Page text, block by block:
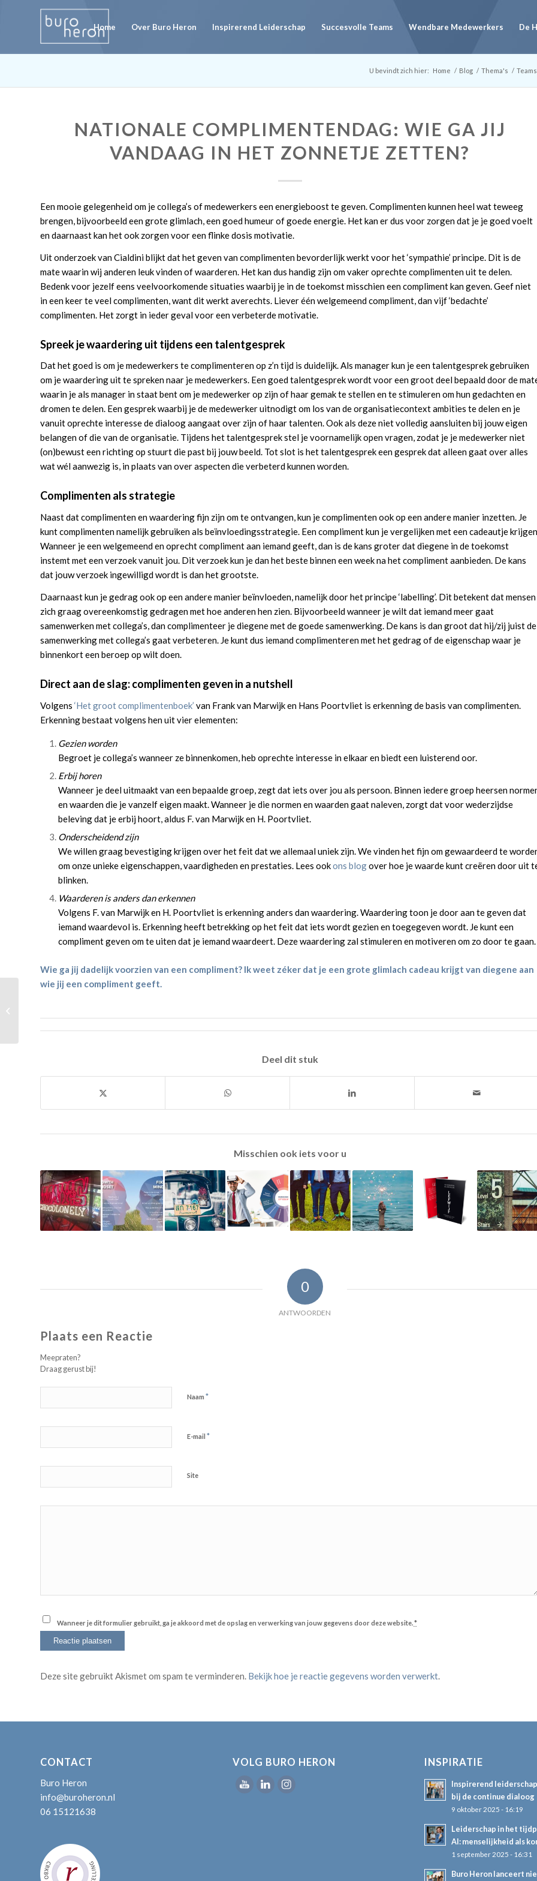
Home Over Buro Heron Inspirerend Leiderschap Succesvolle Teams Wendbare Medewerkers De
U bevindt zich hier: Home / Blog / Thema's / Teams
NATIONALE COMPLIMENTENDAG: WIE GA JIJ
VANDAAG IN HET ZONNETJE ZETTEN?
Een mooie gelegenheid om je collega’s of medewerkers een energieboost te geven. Complimenten kunnen heel wat teweeg
brengen, bijvoorbeeld een grote glimlach, een goed humeur of goede energie. Het kan er dus voor zorgen dat je je goed voelt
en daarnaast kan het ook zorgen voor een flinke dosis motivatie.
Uit onderzoek van Cialdini blijkt dat het geven van complimenten bevorderlijk werkt voor het ‘sympathie’ principe. Dit is de
mate waarin wij anderen leuk vinden of waarderen. Het kan dus handig zijn om vaker oprechte complimenten uit te delen.
Bedenk voor jezelf eens veelvoorkomende situaties waarbij je in de toekomst misschien een compliment kan geven. Geef niet
in een keer te veel complimenten, want dit werkt averechts. Liever één welgemeend compliment, dan vijf ‘bedachte’
complimenten. Het zorgt in ieder geval voor een verbeterde motivatie.
Spreek je waardering uit tijdens een talentgesprek
Dat het goed is om je medewerkers te complimenteren op z’n tijd is duidelijk. Als manager kun je een talentgesprek gebruiken
om je waardering uit te spreken naar je medewerkers. Een goed talentgesprek wordt voor een groot deel bepaald door de
waarin je als manager in staat bent om je medewerker op zijn of haar gemak te stellen en te stimuleren om hun gedachten en
dromen te delen. Een gesprek waarbij je de medewerker uitnodigt om los van de organisatiecontext ambities te delen en je
vanuit oprechte interesse de dialoog aangaat over zijn of haar talenten. Ook als deze niet volledig aansluiten bij jouw eigen
belangen of die van de organisatie. Tijdens het talentgesprek stel je voornamelijk open vragen, zodat je je medewerker niet
(on)bewust een richting op stuurt die past bij jouw beeld. Tot slot is het talentgesprek een gesprek dat alleen gaat over alles
wat wél aanwezig is, in plaats van over aspecten die verbeterd kunnen worden.
Complimenten als strategie
Naast dat complimenten en waardering fijn zijn om te ontvangen, kun je complimenten ook op een andere manier inzetten. Je
kunt complimenten namelijk gebruiken als beïnvloedingsstrategie. Een compliment kun je vergelijken met een cadeautje
Wanneer je een welgemeend en oprecht compliment aan iemand geeft, dan is de kans groter dat diegene in de toekomst
instemt met een verzoek vanuit jou. Dit verzoek kun je dan het beste binnen een week na het compliment aanbieden. De kans
dat jouw verzoek ingewilligd wordt is dan het grootste.
Daarnaast kun je gedrag ook op een andere manier beïnvloeden, namelijk door het principe ‘labelling’. Dit betekent dat mensen
zich graag overeenkomstig gedragen met hoe anderen hen zien. Bijvoorbeeld wanneer je wilt dat iemand meer gaat
samenwerken met collega’s, dan complimenteer je diegene met de goede samenwerking. De kans is dan groot dat hij/zij juist de
samenwerking met collega’s gaat verbeteren. Je kunt dus iemand complimenteren met het gedrag of de eigenschap waar je
binnenkort een beroep op wilt doen.
Direct aan de slag: complimenten geven in a nutshell
Volgens ‘Het groot complimentenboek’ van Frank van Marwijk en Hans Poortvliet is erkenning de basis van complimenten.
Erkenning bestaat volgens hen uit vier elementen:
Gezien worden
Begroet je collega’s wanneer ze binnenkomen, heb oprechte interesse in elkaar en biedt een luisterend oor.
Erbij horen
Wanneer je deel uitmaakt van een bepaalde groep, zegt dat iets over jou als persoon. Binnen iedere groep heersen
en waarden die je vanzelf eigen maakt. Wanneer je die normen en waarden gaat naleven, zorgt dat voor wederzijdse
beleving dat je erbij hoort, aldus F. van Marwijk en H. Poortvliet.
Onderscheidend zijn
We willen graag bevestiging krijgen over het feit dat we allemaal uniek zijn. We vinden het fijn om gewaardeerd te
om onze unieke eigenschappen, vaardigheden en prestaties. Lees ookons blogover hoe je waarde kunt creëren door uit
blinken.
Waarderen is anders dan erkennen
Volgens F. van Marwijk en H. Poortvliet is erkenning anders dan waardering. Waardering toon je door aan te geven dat
iemand waardevol is. Erkenning heeft betrekking op het feit dat iets wordt gezien en toegegeven wordt. Je kunt een
compliment geven om te uiten dat je iemand waardeert. Deze waardering zal stimuleren en motiveren om zo door te gaan.
Wie ga jij dadelijk voorzien van een compliment? Ik weet zéker dat je een grote glimlach cadeau krijgt van diegene aan
wie jij een compliment geeft.
Deel dit stuk
Misschien ook iets voor u
0
ANTWOORDEN
Plaats een Reactie
Meepraten?
Draag gerust bij!
Naam *
E-mail *
Site
Wanneer je dit formulier gebruikt, ga je akkoord met de opslag en verwerking van jouw gegevens door deze website.*
Deze site gebruikt Akismet om spam te verminderen. Bekijk hoe je reactie gegevens worden verwerkt.
CONTACT
Buro Heron
info@buroheron.nl
06 15121638
VOLG BURO HERON INSPIRATIE
Inspirerend
bij de continue dialoog
9 oktober 2025 - 16:19
Leiderschap in het
AI: menselijkheid als
1 september 2025 - 16:31
Buro Heron lanceert
dat eigenlijk?